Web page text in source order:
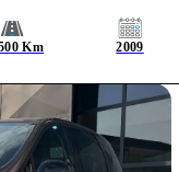
Km 2009